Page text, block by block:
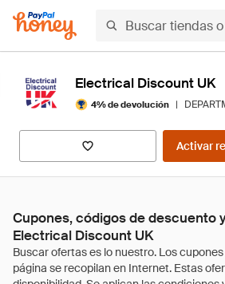
Electrical Discount UK
4% de devolución |
Activar
Cupones, códigos de descuento
Electrical Discount UK